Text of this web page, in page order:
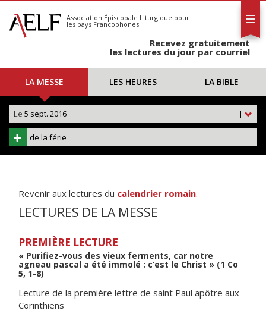
S'abonner
Calendrier
Association Épiscopale Liturgique pour
les pays Francophones
Recevez gratuitement
les lectures du jour par courriel
LA MESSE LES HEURES LA BIBLE
|
Le 5 sept. 2016
de la férie
Revenir aux lectures du calendrier romain.
LECTURES DE LA MESSE
PREMIÈRE LECTURE
« Purifiez-vous des vieux ferments, car notre
agneau pascal a été immolé : c’est le Christ » (1 Co
5, 1-8)
Lecture de la première lettre de saint Paul apôtre aux
Corinthiens